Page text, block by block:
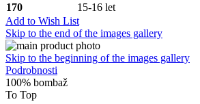
170
15-16 let
Add to Wish List
Skip to the end of the images gallery
Skip to the beginning of the images gallery
Podrobnosti
100% bombaž
To Top